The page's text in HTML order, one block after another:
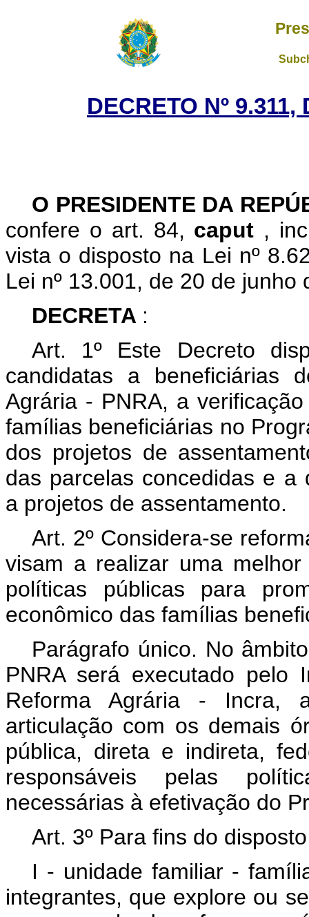
DECRETO Nº
O PRESIDENTE DA
confere o art. 84, caput ,
vista o disposto na Lei nº
Lei nº 13.001, de 20 de junho
DECRETA :
Art. 1º Este Decreto
candidatas a beneficiárias
Agrária - PNRA, a
famílias beneficiárias no
dos projetos de
das parcelas concedidas e a
a projetos de assentamento.
Art. 2º Considera-se
visam a realizar uma
políticas públicas para
econômico das famílias
Parágrafo único. No
PNRA será executado pelo
Reforma Agrária - Incra,
articulação com os demais
pública, direta e indireta,
responsáveis pelas
necessárias à efetivação do
Art. 3º Para fins do
I - unidade familiar -
integrantes, que explore ou